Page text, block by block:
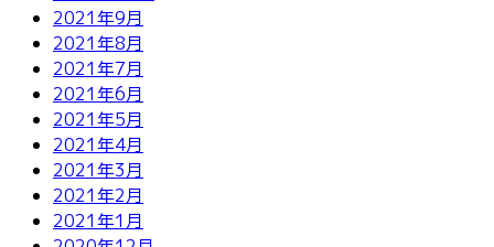
2021年9月
2021年8月
2021年7月
2021年6月
2021年5月
2021年4月
2021年3月
2021年2月
2021年1月